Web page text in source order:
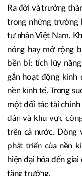
lĩnh của khu vực tài
trình đổi mới không
là hành trình tích
kinh tế quốc gia.
Ra đời và trưởng
trong những trường
tư nhân Việt Nam.
nóng hay mở rộng
bền bỉ: tích lũy
gắn hoạt động kinh
nền kinh tế. Trong
một đối tác tài chính